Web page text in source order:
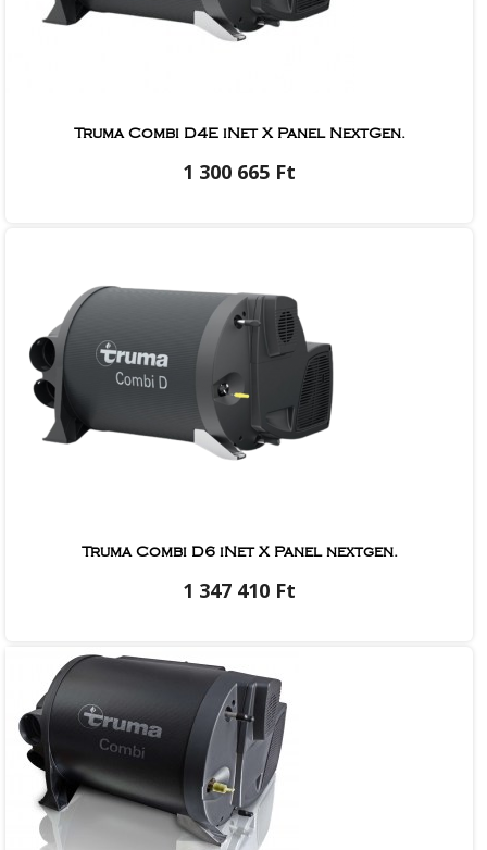
Truma Combi D4E iNet X Panel NextGen.
1 300 665 Ft
Truma Combi D6 iNet X Panel nextgen.
1 347 410 Ft